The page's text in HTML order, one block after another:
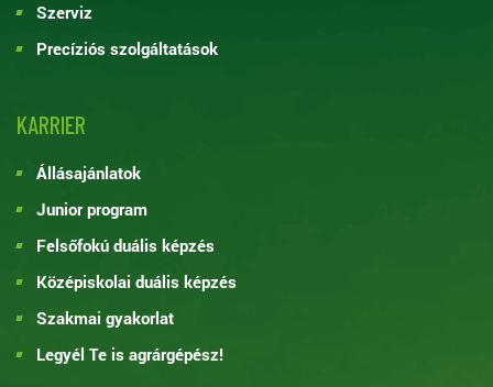
Szerviz
Precíziós szolgáltatások
KARRIER
Állásajánlatok
Junior program
Felsőfokú duális képzés
Középiskolai duális képzés
Szakmai gyakorlat
Legyél Te is agrárgépész!